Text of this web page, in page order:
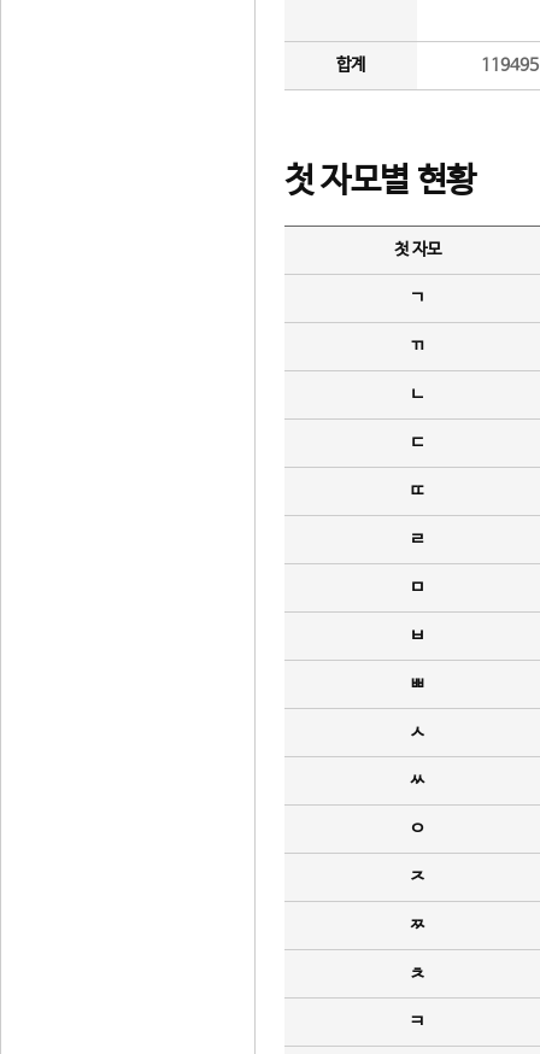
합계
첫 자모별 현황
첫 자모
ㄱ
ㄲ
ㄴ
ㄷ
ㄸ
ㄹ
ㅁ
ㅂ
ㅃ
ㅅ
ㅆ
ㅇ
ㅈ
ㅉ
ㅊ
ㅋ